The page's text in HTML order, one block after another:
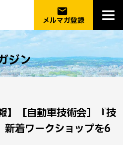
email
メルマガ登録
ジン
】［自動車技術会］『技
新着ワークショップを6